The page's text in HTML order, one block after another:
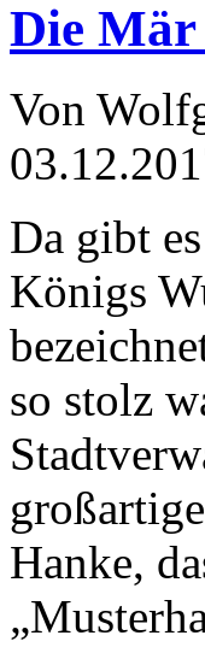
Die
Von
Da gibt
Königs
so stolz
Hanke,